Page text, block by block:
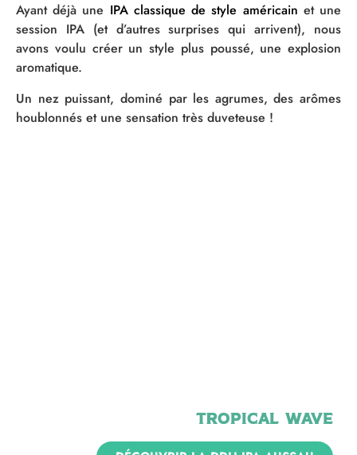
Ayant déjà une IPA classique de style américain et une
session IPA (et d’autres surprises qui arrivent), nous
avons voulu créer un style plus poussé, une explosion
aromatique.
Un nez puissant, dominé par les agrumes, des arômes
houblonnés et une sensation très duveteuse !
Tropical wave